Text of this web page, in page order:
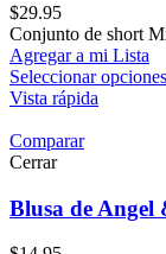
$29.95
Conjunto de short
Agregar a mi Lista
Seleccionar opciones
Vista rápida
Comparar
Cerrar
Blusa de Angel